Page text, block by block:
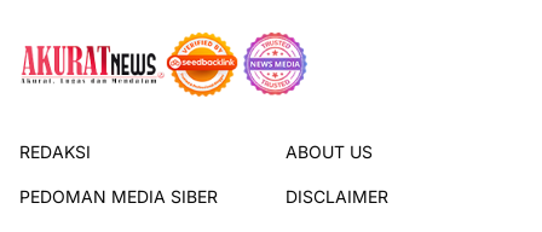
REDAKSI ABOUT US
PEDOMAN MEDIA SIBER DISCLAIMER